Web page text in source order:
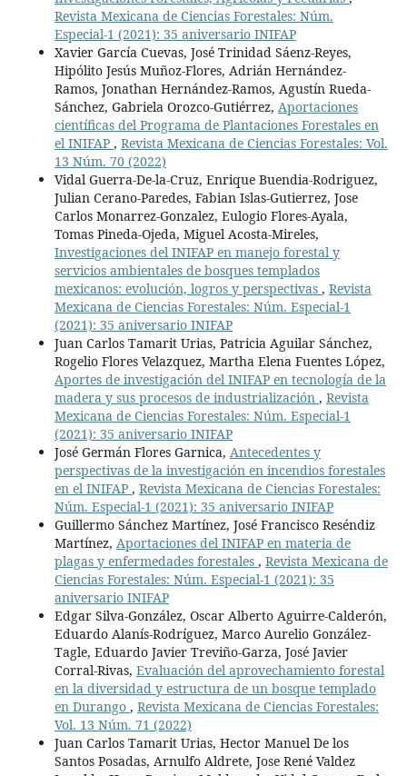
Revista Mexicana de Ciencias Forestales: Núm.
Especial-1 (2021): 35 aniversario INIFAP
Xavier García Cuevas, José Trinidad Sáenz-Reyes,
Hipólito Jesús Muñoz-Flores, Adrián Hernández-
Ramos, Jonathan Hernández-Ramos, Agustín Rueda-
Sánchez, Gabriela Orozco-Gutiérrez, Aportaciones
científicas del Programa de Plantaciones Forestales en
el INIFAP , Revista Mexicana de Ciencias Forestales: Vol.
13 Núm. 70 (2022)
Vidal Guerra-De-la-Cruz, Enrique Buendia-Rodriguez,
Julian Cerano-Paredes, Fabian Islas-Gutierrez, Jose
Carlos Monarrez-Gonzalez, Eulogio Flores-Ayala,
Tomas Pineda-Ojeda, Miguel Acosta-Mireles,
Investigaciones del INIFAP en manejo forestal y
servicios ambientales de bosques templados
mexicanos: evolución, logros y perspectivas , Revista
Mexicana de Ciencias Forestales: Núm. Especial-1
(2021): 35 aniversario INIFAP
Juan Carlos Tamarit Urias, Patricia Aguilar Sánchez,
Rogelio Flores Velazquez, Martha Elena Fuentes López,
Aportes de investigación del INIFAP en tecnología de la
madera y sus procesos de industrialización , Revista
Mexicana de Ciencias Forestales: Núm. Especial-1
(2021): 35 aniversario INIFAP
José Germán Flores Garnica, Antecedentes y
perspectivas de la investigación en incendios forestales
en el INIFAP , Revista Mexicana de Ciencias Forestales:
Núm. Especial-1 (2021): 35 aniversario INIFAP
Guillermo Sánchez Martínez, José Francisco Reséndiz
Martínez, Aportaciones del INIFAP en materia de
plagas y enfermedades forestales , Revista Mexicana de
Ciencias Forestales: Núm. Especial-1 (2021): 35
aniversario INIFAP
Edgar Silva-González, Oscar Alberto Aguirre-Calderón,
Eduardo Alanís-Rodríguez, Marco Aurelio González-
Tagle, Eduardo Javier Treviño-Garza, José Javier
Corral-Rivas, Evaluación del aprovechamiento forestal
en la diversidad y estructura de un bosque templado
en Durango , Revista Mexicana de Ciencias Forestales:
Vol. 13 Núm. 71 (2022)
Juan Carlos Tamarit Urias, Hector Manuel De los
Santos Posadas, Arnulfo Aldrete, Jose René Valdez